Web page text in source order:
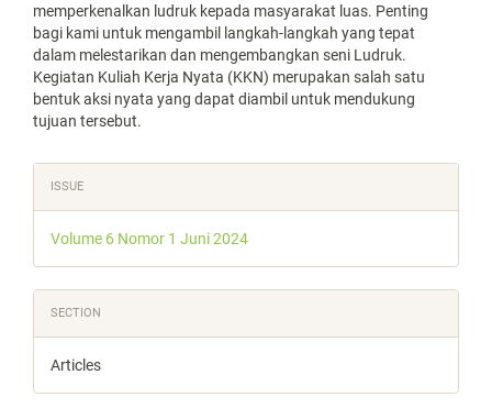
memperkenalkan ludruk kepada masyarakat luas. Penting
bagi kami untuk mengambil langkah-langkah yang tepat
dalam melestarikan dan mengembangkan seni Ludruk.
Kegiatan Kuliah Kerja Nyata (KKN) merupakan salah satu
bentuk aksi nyata yang dapat diambil untuk mendukung
tujuan tersebut.
Article
Details
ISSUE
Volume 6 Nomor 1 Juni 2024
SECTION
Articles